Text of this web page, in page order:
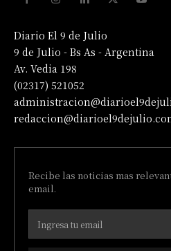
Diario El 9 de Julio
9 de Julio - Bs As - Argentina
Av. Vedia 198
(02317) 521052
Recibe las noticias mas
email.